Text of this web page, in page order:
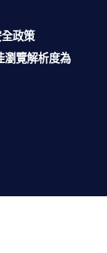
政策
覽解析度為